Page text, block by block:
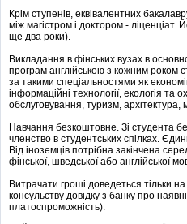
Крім ступенів, еквівалентних
між магістром і доктором -
ще два роки).
Викладання в фінських вузах в
програм англійською з кожним роком
за такими спеціальностями як
інформаційні технології, екологія
обслуговування, туризм,
Навчання безкоштовне. Зі студента
членство в студентських спілках.
Від іноземців потрібна закінчена
фінської, шведської або англійської
Витрачати гроші доведеться тільки
консульству довідку з банку про
платоспроможність).